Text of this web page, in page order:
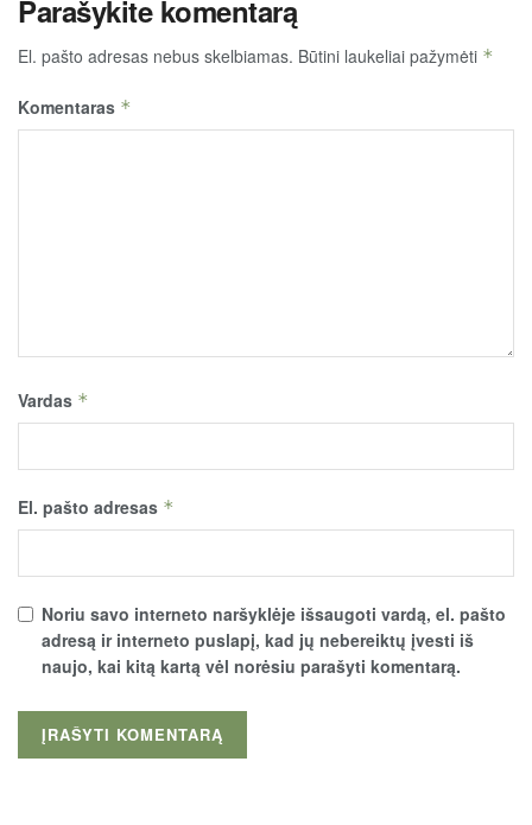
Parašykite komentarą
El. pašto adresas nebus skelbiamas. Būtini laukeliai pažymėti *
Komentaras *
Vardas *
El. pašto adresas *
Noriu savo interneto naršyklėje išsaugoti vardą, el. pašto
adresą ir interneto puslapį, kad jų nebereiktų įvesti iš
naujo, kai kitą kartą vėl norėsiu parašyti komentarą.